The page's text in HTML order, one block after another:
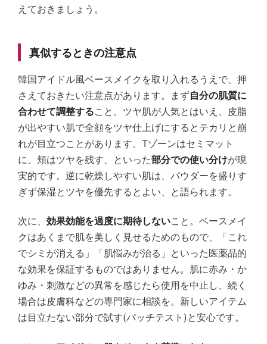
えておきましょう。
真似するときの注意点
韓国アイドル風ベースメイクを取り入れるうえで、押
さえておきたい注意点があります。まず自分の肌質に
合わせて調整すること。ツヤ肌が人気とはいえ、皮脂
が出やすい肌で全顔をツヤ仕上げにするとテカリと崩
れが目立つことがあります。Tゾーンはセミマット
に、頬はツヤを残す、といった部分での使い分けが現
実的です。逆に乾燥しやすい肌は、パウダーを盛りす
ぎず保湿とツヤを優先するとよい、と語られます。
次に、 効果効能を過度に期待しないこと。ベースメイ
クはあくまで肌を美しく見せるためのもので、「これ
でシミが消える」「肌悩みが治る」といった医薬品的
な効果を保証するものではありません。肌に赤み・か
ゆみ・刺激などの異常を感じたら使用を中止し、続く
場合は皮膚科などの専門家に相談を。新しいアイテム
は目立たない部分で試す(パッチテスト)と安心です。